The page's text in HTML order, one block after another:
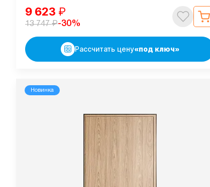
9 623 ₽
13 747₽-30%
Рассчитать цену«под ключ»
Новинка